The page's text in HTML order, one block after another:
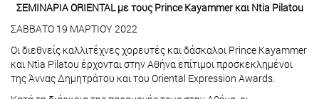
ΣΕΜΙΝΑΡΙΑ ORIENTAL με τους Prince Kayammer και Ntia Pilatou
ΣΑΒΒΑΤΟ 19 ΜΑΡΤΙΟΥ 2022
Οι διεθνείς καλλιτέχνες χορευτές και δάσκαλοι Prince Kayammer
και Ntia Pilatou έρχονται στην Αθήνα επίτιμοι προσκεκλημένοι
της Άννας Δημητράτου και του Oriental Expression Awards.